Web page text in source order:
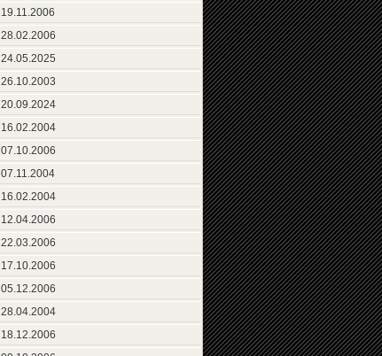
19.11.2006
28.02.2006
24.05.2025
26.10.2003
20.09.2024
16.02.2004
07.10.2006
07.11.2004
16.02.2004
12.04.2006
22.03.2006
17.10.2006
05.12.2006
28.04.2004
18.12.2006